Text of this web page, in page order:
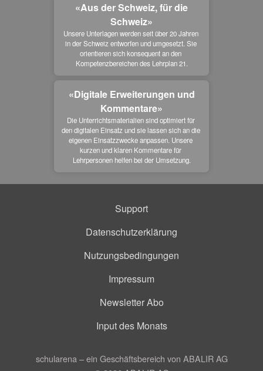
«Aus der Schweiz, für die
Schweiz»
Unsere Unterlagen werden seit über 20 Jahren
in der Schweiz entworfen und umgesetzt. Sie
orientieren sich konsequent an den
Kompetenzbereichen des Lehrplan 21.
«Digitale Erweiterungen und
Kommentare»
Die Unterrichtsmaterialien sind optimiert für
den digitalen Einsatz und sie lassen sich an die
eigenen Einsatzzwecke anpassen. Unsere
kurzen und klaren Kommentare für
Lehrpersonen helfen bei der Umsetzung.
Support
Datenschutzerklärung
Nutzungsbedingungen
Impressum
Newsletter Abo
Input des Monats
schularena – ein Geschäftsbereich von ABALIR AG